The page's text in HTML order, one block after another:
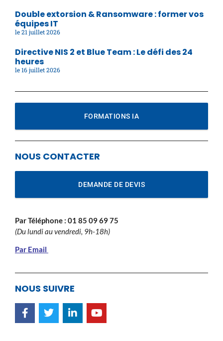
Double extorsion & Ransomware : former vos
équipes IT
21 juillet 2026
Directive NIS 2 et Blue Team : Le défi des 24
heures
16 juillet 2026
FORMATIONS IA
NOUS CONTACTER
DEMANDE DE DEVIS
Par Téléphone : 01 85 09 69 75
(Du lundi au vendredi, 9h-18h)
Par Email
NOUS SUIVRE